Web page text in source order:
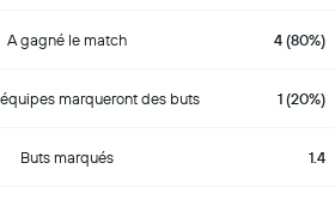
A gagné le match 4 (80%)
marqueront des buts 1 (20%)
Buts marqués 1.4